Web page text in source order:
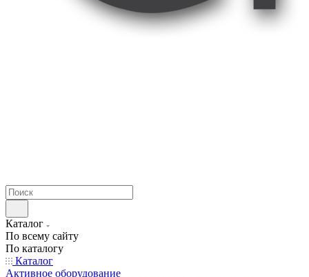
Каталог
По всему сайту
По каталогу
Каталог
Активное оборудование